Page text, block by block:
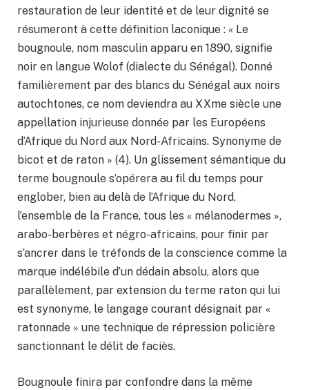
restauration de leur identité et de leur dignité se
résumeront à cette définition laconique : « Le
bougnoule, nom masculin apparu en 1890, signifie
noir en langue Wolof (dialecte du Sénégal). Donné
familièrement par des blancs du Sénégal aux noirs
autochtones, ce nom deviendra au XXme siècle une
appellation injurieuse donnée par les Européens
d’Afrique du Nord aux Nord-Africains. Synonyme de
bicot et de raton » (4). Un glissement sémantique du
terme bougnoule s’opérera au fil du temps pour
englober, bien au delà de l’Afrique du Nord,
l’ensemble de la France, tous les « mélanodermes »,
arabo-berbères et négro-africains, pour finir par
s’ancrer dans le tréfonds de la conscience comme la
marque indélébile d’un dédain absolu, alors que
parallèlement, par extension du terme raton qui lui
est synonyme, le langage courant désignait par «
ratonnade » une technique de répression policière
sanctionnant le délit de faciès.
Bougnoule finira par confondre dans la même